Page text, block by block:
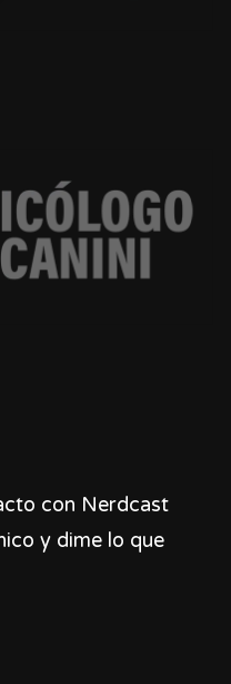
con Nerdcast
y dime lo que